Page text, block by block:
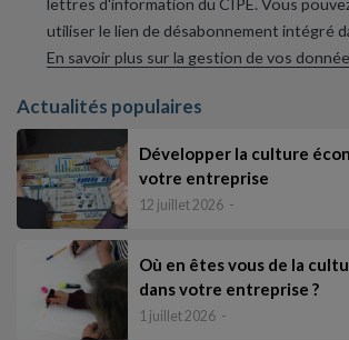
lettres d'information du CIPE. Vous
utiliser le lien de désabonnement intégré
En savoir plus sur la gestion de vos
Actualités populaires
Développer la culture
votre entreprise
12 juillet 2026
Où en êtes vous de la
dans votre entreprise ?
1 juillet 2026